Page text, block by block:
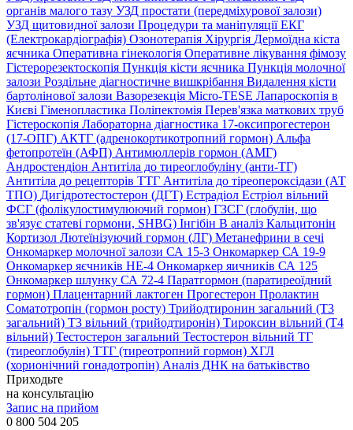
органів малого тазу УЗД простати (передміхурової залози)
УЗД щитовидної залози Процедури та маніпуляціїЕКГ
(Електрокардіографія) Озонотерапія Хірургія Дермоїдна кіста
яєчника Оперативна гінекологія Оперативне лікування фімозу
Гістерорезектоскопія Пункція кісти яєчника Пункція молочної
залози Роздільне діагностичне вишкрібання Видалення кісти
бартолінової залози Вазорезекція Micro-TESE Лапароскопія в
Києві Гіменопластика Поліпектомія Перев'язка маткових труб
Гістероскопія Лабораторна діагностика 17-оксипрогестерон
(17-ОПГ) АКТГ (адренокортикотропний гормон) Альфа
фетопротеїн (АФП) Антимюллерів гормон (АМГ)
Андростендіон Антитіла до тиреоглобуліну (анти-ТГ)
Антитіла до рецепторів ТТГ Антитіла до тіреопероксідази (АТ
ТПО) Дигідротестостерон (ДГТ) Естрадіол Естріол вільний
ФСГ (фолікулостимулюючий гормон) ГЗСГ (глобулін, що
зв'язує статеві гормони, SHBG) Інгібін B аналіз Кальцитонін
Кортизол Лютеїнізуючий гормон (ЛГ) Метанефрини в сечі
Онкомаркер молочної залози СА 15-3 Онкомаркер СА 19-9
Онкомаркер яєчників НЕ-4 Онкомаркер яичників СА 125
Онкомаркер шлунку СА 72-4 Паратгормон (паратиреоїдний
гормон) Плацентарний лактоген Прогестерон Пролактин
Соматотропін (гормон росту) Трийодтиронин загальний (Т3
загальний) Т3 вільний (трийодтиронін) Тироксин вільний (Т4
вільний) Тестостерон загальний Тестостерон вільний ТГ
(тиреоглобулін) ТТГ (тиреотропний гормон) ХГЛ
(хорионічний гонадотропін) Аналіз ДНК на батьківство
Приходьте
на консультацію
Запис на прийом
0 800 504 205